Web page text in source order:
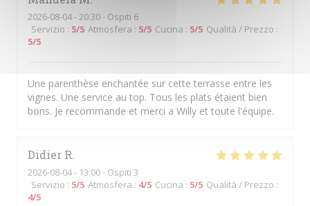
2026-08-04- 20:30 - Ospiti 6
Servizio : 5/5 Atmosfera : 5/5 Cucina : 5/5 Qualità / Prezzo :
5/5
Une parenthèse enchantée sur cette terrasse entre les
vignes. Une service au top. Tous les plats étaient bien
bons. Je recommande et merci a Willy et toute l'équipe.
Didier R
2026-08-04- 13:00 - Ospiti 3
Servizio : 5/5 Atmosfera : 4/5 Cucina : 5/5 Qualità / Prezzo :
4/5